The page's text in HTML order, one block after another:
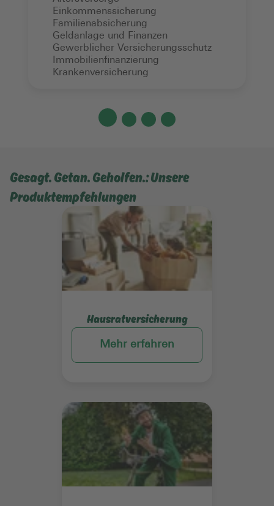
Einkommenssicherung
Familienabsicherung
Geldanlage und Finanzen
Gewerblicher Versicherungsschutz
Immobilienfinanzierung
Krankenversicherung
Gesagt. Getan. Geholfen.: Unsere
Produktempfehlungen
Hausratversicherung
Mehr erfahren
Mehr erfahren
Mehr erfahren